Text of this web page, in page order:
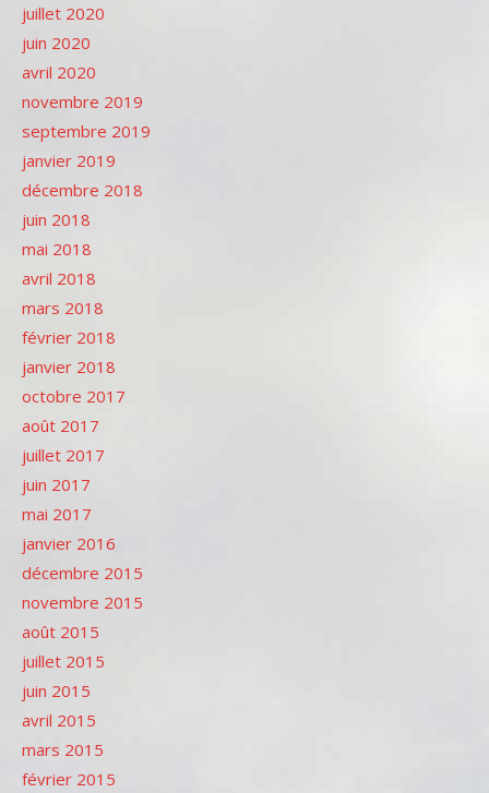
juillet 2020
juin 2020
avril 2020
novembre 2019
septembre 2019
janvier 2019
décembre 2018
juin 2018
mai 2018
avril 2018
mars 2018
février 2018
janvier 2018
octobre 2017
août 2017
juillet 2017
juin 2017
mai 2017
janvier 2016
décembre 2015
novembre 2015
août 2015
juillet 2015
juin 2015
avril 2015
mars 2015
février 2015